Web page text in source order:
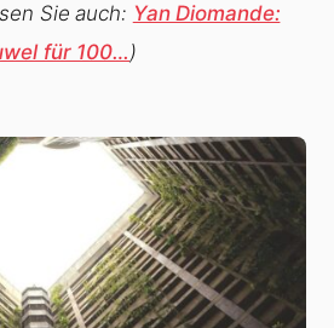
Sie auch: Yan Diomande:
für 100…)